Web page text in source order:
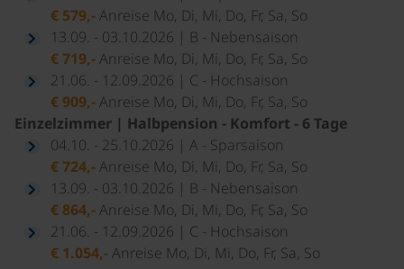
€ 579,-Anreise Mo, Di, Mi, Do, Fr, Sa, So
13.09. - 03.10.2026 | B - Nebensaison
€ 719,-Anreise Mo, Di, Mi, Do, Fr, Sa, So
21.06. - 12.09.2026 | C - Hochsaison
€ 909,-Anreise Mo, Di, Mi, Do, Fr, Sa, So
Einzelzimmer | Halbpension - Komfort - 6 Tage
04.10. - 25.10.2026 | A - Sparsaison
€ 724,-Anreise Mo, Di, Mi, Do, Fr, Sa, So
13.09. - 03.10.2026 | B - Nebensaison
€ 864,-Anreise Mo, Di, Mi, Do, Fr, Sa, So
21.06. - 12.09.2026 | C - Hochsaison
€ 1.054,-Anreise Mo, Di, Mi, Do, Fr, Sa, So